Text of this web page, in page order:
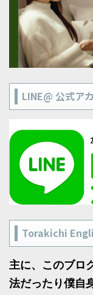
LINE@ 公式ア
Torakichi
主に、このブロ
法だったり僕自